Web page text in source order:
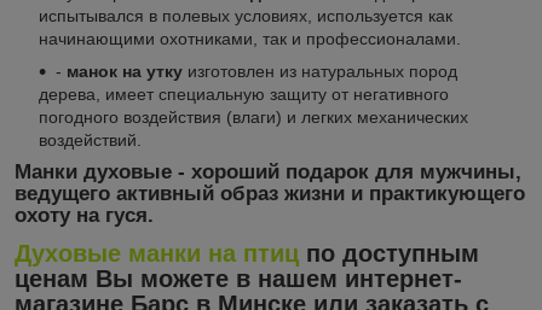
испытывался в полевых условиях, используется как
начинающими охотниками, так и профессионалами.
- манок на утку изготовлен из натуральных пород
дерева, имеет специальную защиту от негативного
погодного воздействия (влаги) и легких механических
воздействий.
Манки духовые - хороший подарок для мужчины,
ведущего активный образ жизни и практикующего
охоту на гуся.
Духовые манки на птиц по доступным
ценам Вы можете в нашем интернет-
магазине Барс в Минске или заказать с